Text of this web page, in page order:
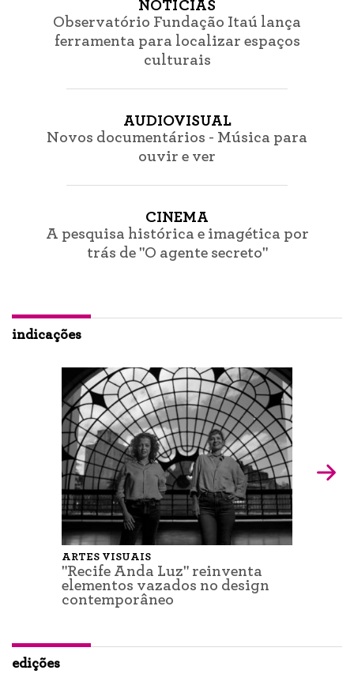
NOTÍCIAS
Observatório Fundação Itaú lança
ferramenta para localizar espaços
culturais
AUDIOVISUAL
Novos documentários - Música para
ouvir e ver
CINEMA
A pesquisa histórica e imagética por
trás de "O agente secreto"
indicações
ARTES VISUAIS
"Recife Anda Luz" reinventa
elementos vazados no design
contemporâneo
edições